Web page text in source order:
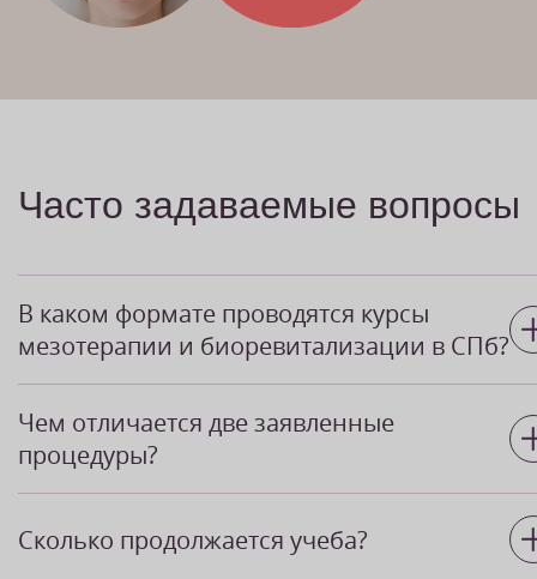
Часто задаваемые вопросы
В каком формате проводятся курсы
мезотерапии и биоревитализации в СПб?
Если вам проще обучаться в уютных аудиториях,
вживую общаясь с преподавателем и другими
учениками, под контролем отрабатывать
пожаловать в наш учебный центр,
расположенный в шаговой доступности сразу от
Чем отличается две заявленные
процедуры?
Первая — в большей степени направлена на
омолаживающее воздействие. Она подтягивает
Сколько продолжается учеба?